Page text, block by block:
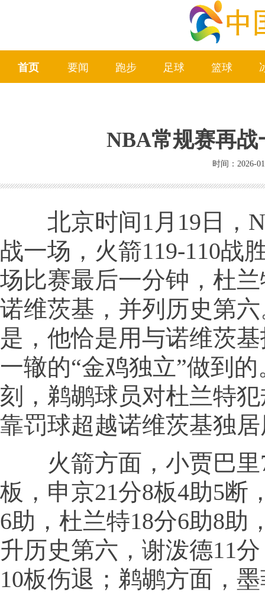
首页 要闻 跑步 足球 篮球
NBA常规赛再战
时间：2026-
北京时间1月19日，
战一场，火箭119-110战
场比赛最后一分钟，杜
诺维茨基，并列历史第
是，他恰是用与诺维茨
一辙的“金鸡独立”做到
刻，鹈鹕球员对杜兰特
靠罚球超越诺维茨基独
火箭方面，小贾巴里
板，申京21分8板4助5断
6助，杜兰特18分6助8助
升历史第六，谢泼德11
10板伤退；鹈鹕方面，